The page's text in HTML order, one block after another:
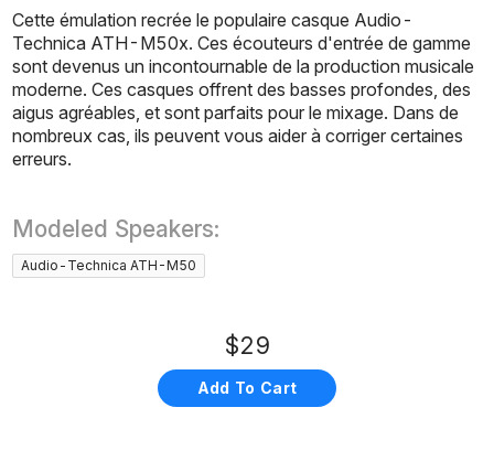
Modeled Speakers:
Audio-Technica ATH-M50
$29
Add To Cart
Cette émulation recrée le populaire casque Audio-
Technica ATH-M50x. Ces écouteurs d'entrée de gamme
sont devenus un incontournable de la production musicale
moderne. Ces casques offrent des basses profondes, des
aigus agréables, et sont parfaits pour le mixage. Dans de
nombreux cas, ils peuvent vous aider à corriger certaines
erreurs.